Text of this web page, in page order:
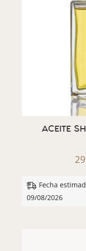
ACEITE
Fecha
09/08/2026